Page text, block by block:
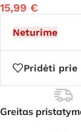
15,99 €
Neturime
Pridėti prie
Greitas